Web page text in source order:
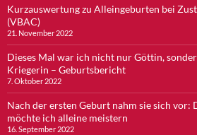
Kurzauswertung zu Alleingeburten bei
(VBAC)
21. November 2022
Dieses Mal war ich nicht nur Göttin,
Kriegerin – Geburtsbericht
7. Oktober 2022
Nach der ersten Geburt nahm sie sich vor:
möchte ich alleine meistern
16. September 2022